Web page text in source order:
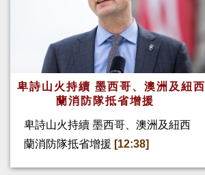
卑詩山火持續 墨西哥、澳洲及紐西
蘭消防隊抵省增援
卑詩山火持續 墨西哥、澳洲及紐西
蘭消防隊抵省增援 [12:38]